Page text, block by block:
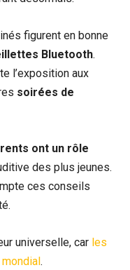
figurent en bonne
Bluetooth.
l’exposition aux
soirées de
ont un rôle
des plus jeunes.
ces conseils
universelle, car les
.